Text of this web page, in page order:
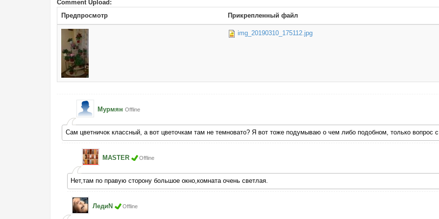
Comment Upload:
Предпросмотр
Прикрепленный файл
img_20190310_175112.jpg
Мурмян Offline
Сам цветничок классный, а вот цветочкам там не темновато? Я вот тоже подумываю о чем либо подобном, только вопрос
MASTER Offline
Нет,там по правую сторону большое окно,комната очень светлая.
ЛедиN Offline